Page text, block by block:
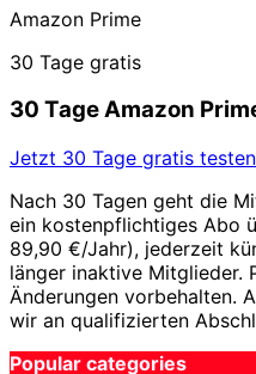
Amazon Prime
30 Tage gratis
30 Tage Amazon
Jetzt 30 Tage gratis testen
Nach 30 Tagen geht die
ein kostenpflichtiges Abo
89,90 €/Jahr), jederzeit
länger inaktive Mitglieder.
Änderungen vorbehalten.
wir an qualifizierten
Popular categories